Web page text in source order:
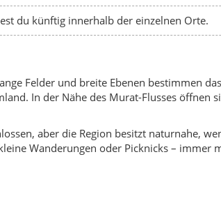
im Mittelpunkt des Jahreslaufs. Hinzu
Folklore und verschiedene Aktivitäten
in der Region; frühe strategische
Anatoliens, Sieg der Seldschuken
Bezugspunkt an Handels- und
den Alltag; Salzgewinnung gewinnt